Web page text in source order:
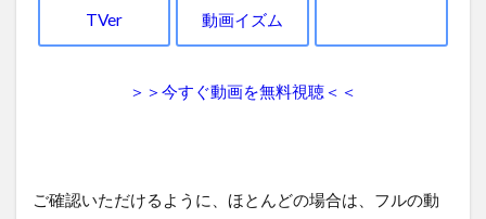
TVer 動画イズム
＞＞今すぐ動画を無料視聴＜＜
ご確認いただけるように、ほとんどの場合は、フルの動